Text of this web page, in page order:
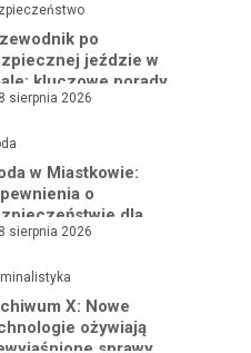
po
jeździe w
kluczowe porady
gorące dni
8 sierpnia 2026
w Miastkowie:
o
dla
8 sierpnia 2026
X: Nowe
ożywiają
sprawy